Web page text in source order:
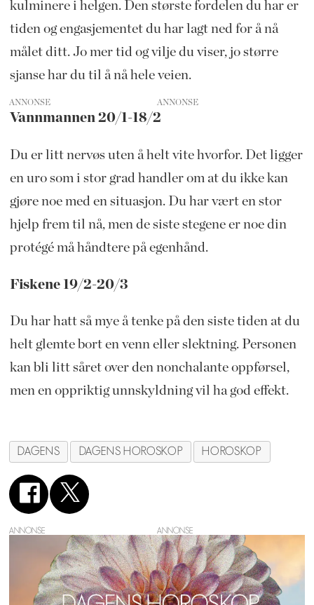
kulminere i helgen. Den største fordelen du har er
tiden og engasjementet du har lagt ned for å nå
målet ditt. Jo mer tid og vilje du viser, jo større
sjanse har du til å nå hele veien.
ANNONSE
Vannmannen 20/1-18/2
Du er litt nervøs uten å helt vite hvorfor. Det ligger
en uro som i stor grad handler om at du ikke kan
gjøre noe med en situasjon. Du har vært en stor
hjelp frem til nå, men de siste stegene er noe din
protégé må håndtere på egenhånd.
Fiskene 19/2-20/3
Du har hatt så mye å tenke på den siste tiden at du
helt glemte bort en venn eller slektning. Personen
kan bli litt såret over den nonchalante oppførsel,
men en oppriktig unnskyldning vil ha god effekt.
DAGENS DAGENS HOROSKOP HOROSKOP
ANNONSE